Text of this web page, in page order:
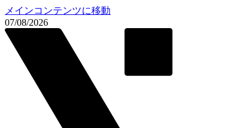
メインコンテンツに移動
07/08/2026